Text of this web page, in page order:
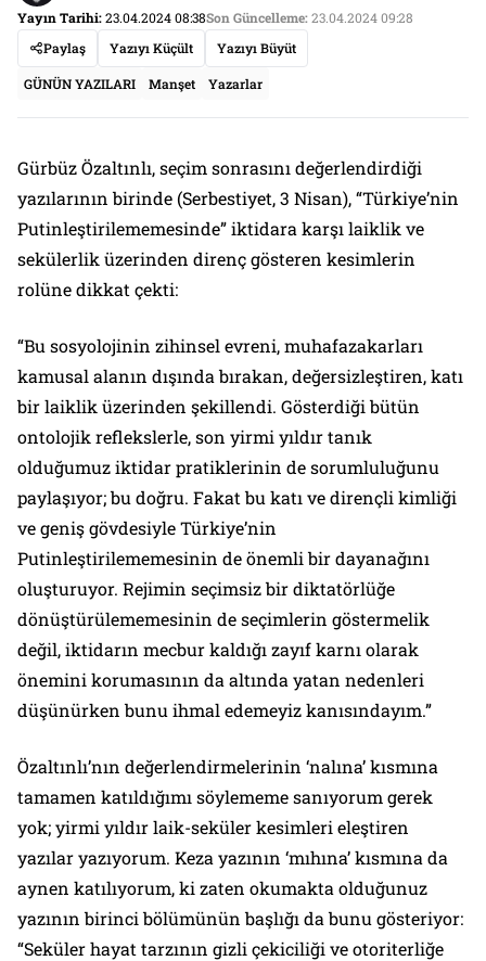
Yayın Tarihi:23.04.2024 08:38Son Güncelleme:23.04.2024 09:28
Paylaş
Yazıyı Küçült Yazıyı Büyüt
GÜNÜN YAZILARI Manşet Yazarlar
Gürbüz Özaltınlı, seçim sonrasını değerlendirdiği
yazılarının birinde (Serbestiyet, 3 Nisan), “Türkiye’nin
Putinleştirilememesinde” iktidara karşı laiklik ve
sekülerlik üzerinden direnç gösteren kesimlerin
rolüne dikkat çekti:
“Bu sosyolojinin zihinsel evreni, muhafazakarları
kamusal alanın dışında bırakan, değersizleştiren, katı
bir laiklik üzerinden şekillendi. Gösterdiği bütün
ontolojik reflekslerle, son yirmi yıldır tanık
olduğumuz iktidar pratiklerinin de sorumluluğunu
paylaşıyor; bu doğru. Fakat bu katı ve dirençli kimliği
ve geniş gövdesiyle Türkiye’nin
Putinleştirilememesinin de önemli bir dayanağını
oluşturuyor. Rejimin seçimsiz bir diktatörlüğe
dönüştürülememesinin de seçimlerin göstermelik
değil, iktidarın mecbur kaldığı zayıf karnı olarak
önemini korumasının da altında yatan nedenleri
düşünürken bunu ihmal edemeyiz kanısındayım.”
Özaltınlı’nın değerlendirmelerinin ‘nalına’ kısmına
tamamen katıldığımı söylememe sanıyorum gerek
yok; yirmi yıldır laik-seküler kesimleri eleştiren
yazılar yazıyorum. Keza yazının ‘mıhına’ kısmına da
aynen katılıyorum, ki zaten okumakta olduğunuz
yazının birinci bölümünün başlığı da bunu gösteriyor:
“Seküler hayat tarzının gizli çekiciliği ve otoriterliğe